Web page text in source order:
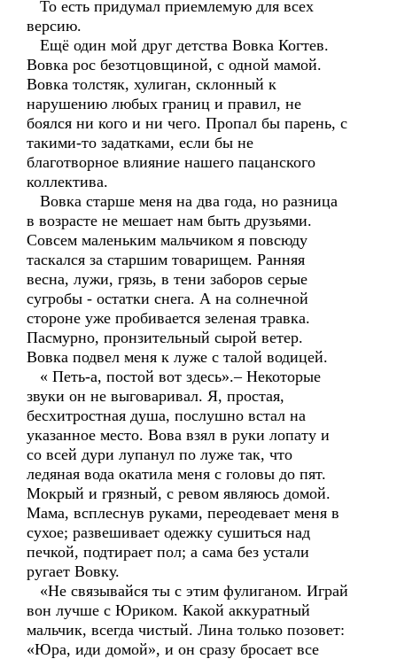
То есть придумал приемлемую для всех
версию.
Ещё один мой друг детства Вовка Когтев.
Вовка рос безотцовщиной, с одной мамой.
Вовка толстяк, хулиган, склонный к
нарушению любых границ и правил, не
боялся ни кого и ни чего. Пропал бы парень, с
такими-то задатками, если бы не
благотворное влияние нашего пацанского
коллектива.
Вовка старше меня на два года, но разница
в возрасте не мешает нам быть друзьями.
Совсем маленьким мальчиком я повсюду
таскался за старшим товарищем. Ранняя
весна, лужи, грязь, в тени заборов серые
сугробы - остатки снега. А на солнечной
стороне уже пробивается зеленая травка.
Пасмурно, пронзительный сырой ветер.
Вовка подвел меня к луже с талой водицей.
« Петь-а, постой вот здесь».– Некоторые
звуки он не выговаривал. Я, простая,
бесхитростная душа, послушно встал на
указанное место. Вова взял в руки лопату и
со всей дури лупанул по луже так, что
ледяная вода окатила меня с головы до пят.
Мокрый и грязный, с ревом являюсь домой.
Мама, всплеснув руками, переодевает меня в
сухое; развешивает одежку сушиться над
печкой, подтирает пол; а сама без устали
ругает Вовку.
«Не связывайся ты с этим фулиганом. Играй
вон лучше с Юриком. Какой аккуратный
мальчик, всегда чистый. Лина только позовет:
«Юра, иди домой», и он сразу бросает все